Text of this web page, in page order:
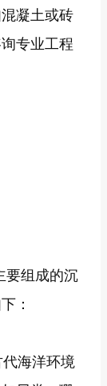
凝土或砖
专业工程
要组成的沉
：
海洋环境